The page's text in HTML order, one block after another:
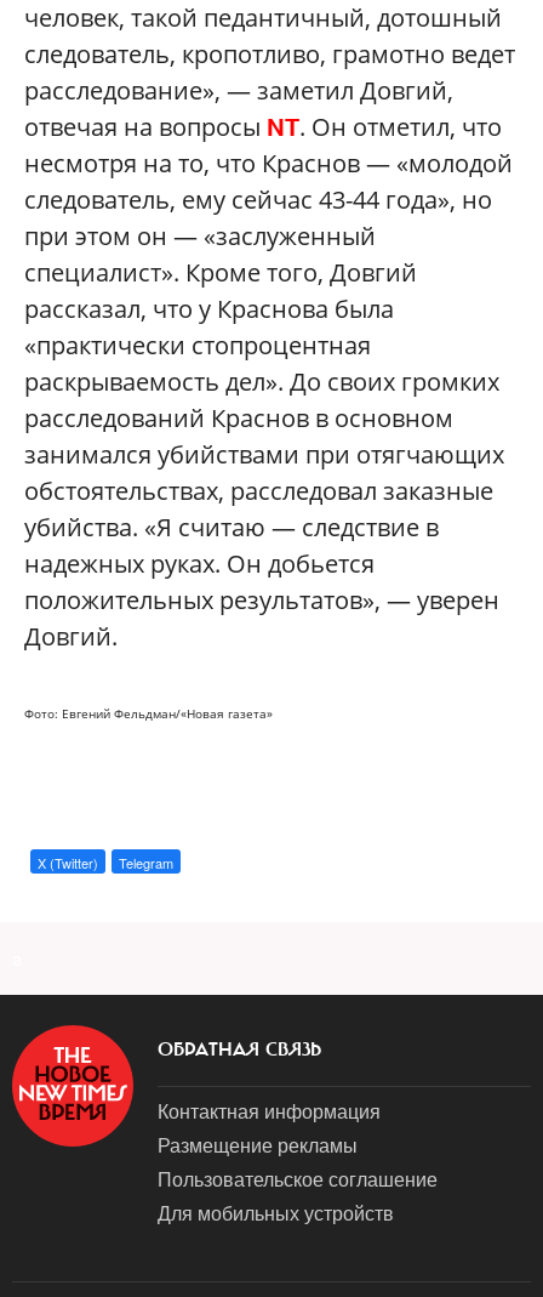
человек, такой педантичный, дотошный
следователь, кропотливо, грамотно ведет
расследование», — заметил Довгий,
отвечая на вопросы NT. Он отметил, что
несмотря на то, что Краснов — «молодой
следователь, ему сейчас 43-44 года», но
при этом он — «заслуженный
специалист». Кроме того, Довгий
рассказал, что у Краснова была
«практически стопроцентная
раскрываемость дел». До своих громких
расследований Краснов в основном
занимался убийствами при отягчающих
обстоятельствах, расследовал заказные
убийства. «Я считаю — следствие в
надежных руках. Он добьется
положительных результатов», — уверен
Довгий.
Фото: Евгений Фельдман/«Новая газета»
X (Twitter) Telegram
ОБРАТНАЯ СВЯЗЬ
Контактная информация
Размещение рекламы
Пользовательское соглашение
Для мобильных устройств